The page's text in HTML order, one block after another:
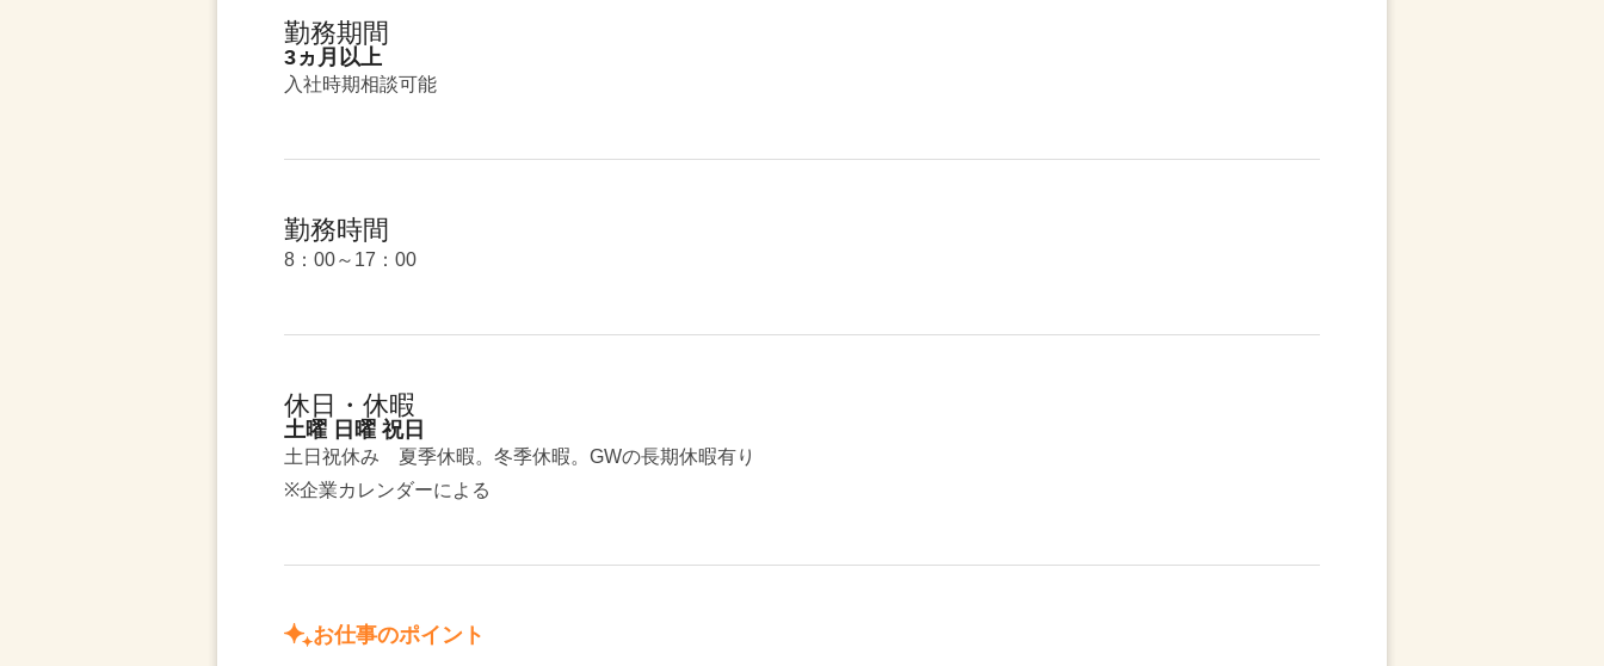
勤務期間
3ヵ月以上
入社時期相談可能
勤務時間
8：00～17：00
休日・休暇
土曜 日曜 祝日
土日祝休み 夏季休暇。冬季休暇。GWの長期休暇有り
※企業カレンダーによる
お仕事のポイント